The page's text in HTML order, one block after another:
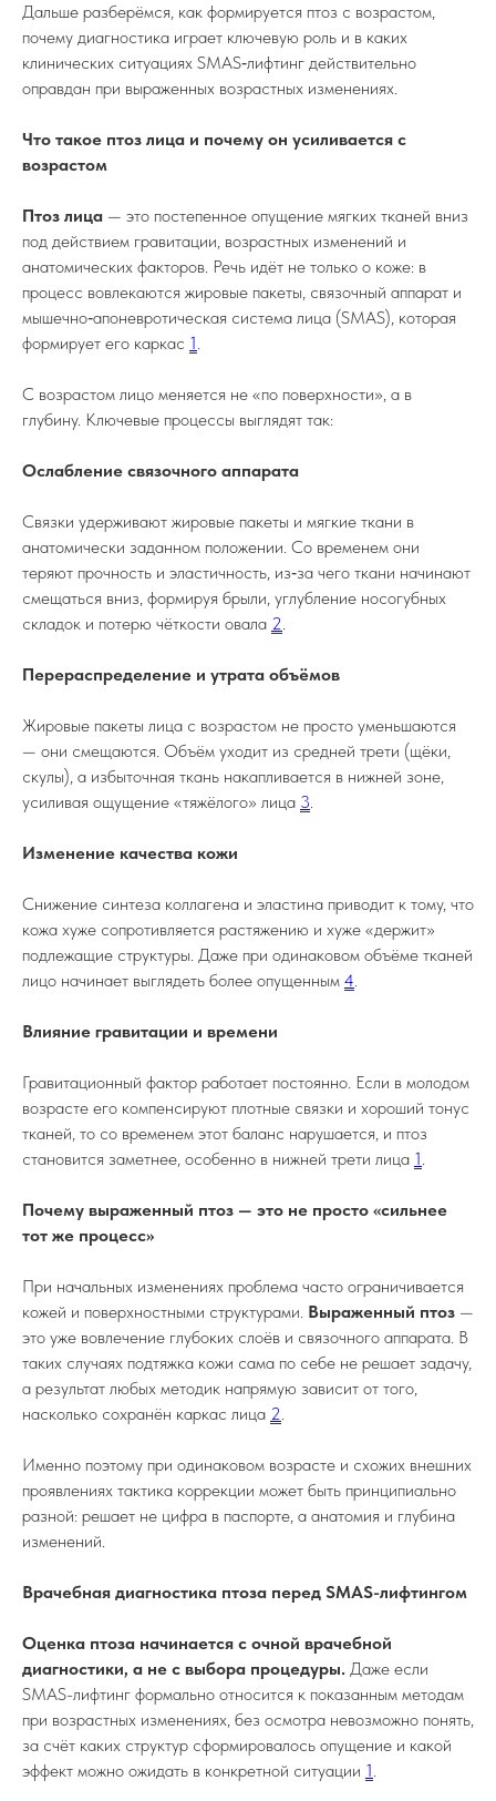
Дальше разберёмся, как формируется птоз с возрастом,
почему диагностика играет ключевую роль и в каких
клинических ситуациях SMAS‑лифтинг действительно
оправдан при выраженных возрастных изменениях.
Что такое птоз лица и почему он усиливается с
возрастом
Птоз лица — это постепенное опущение мягких тканей вниз
под действием гравитации, возрастных изменений и
анатомических факторов. Речь идёт не только о коже: в
процесс вовлекаются жировые пакеты, связочный аппарат и
мышечно‑апоневротическая система лица (SMAS), которая
формирует его каркас 1.
С возрастом лицо меняется не «по поверхности», а в
глубину. Ключевые процессы выглядят так:
Ослабление связочного аппарата
Связки удерживают жировые пакеты и мягкие ткани в
анатомически заданном положении. Со временем они
теряют прочность и эластичность, из‑за чего ткани начинают
смещаться вниз, формируя брыли, углубление носогубных
складок и потерю чёткости овала 2.
Перераспределение и утрата объёмов
Жировые пакеты лица с возрастом не просто уменьшаются
— они смещаются. Объём уходит из средней трети (щёки,
скулы), а избыточная ткань накапливается в нижней зоне,
усиливая ощущение «тяжёлого» лица 3.
Изменение качества кожи
Снижение синтеза коллагена и эластина приводит к тому, что
кожа хуже сопротивляется растяжению и хуже «держит»
подлежащие структуры. Даже при одинаковом объёме тканей
лицо начинает выглядеть более опущенным 4.
Влияние гравитации и времени
Гравитационный фактор работает постоянно. Если в молодом
возрасте его компенсируют плотные связки и хороший тонус
тканей, то со временем этот баланс нарушается, и птоз
становится заметнее, особенно в нижней трети лица 1.
Почему выраженный птоз — это не просто «сильнее
тот же процесс»
При начальных изменениях проблема часто ограничивается
кожей и поверхностными структурами. Выраженный птоз —
это уже вовлечение глубоких слоёв и связочного аппарата. В
таких случаях подтяжка кожи сама по себе не решает задачу,
а результат любых методик напрямую зависит от того,
насколько сохранён каркас лица 2.
Именно поэтому при одинаковом возрасте и схожих внешних
проявлениях тактика коррекции может быть принципиально
разной: решает не цифра в паспорте, а анатомия и глубина
изменений.
Врачебная диагностика птоза перед SMAS-лифтингом
Оценка птоза начинается с очной врачебной
диагностики, а не с выбора процедуры. Даже если
SMAS-лифтинг формально относится к показанным методам
при возрастных изменениях, без осмотра невозможно понять,
за счёт каких структур сформировалось опущение и какой
эффект можно ожидать в конкретной ситуации 1.